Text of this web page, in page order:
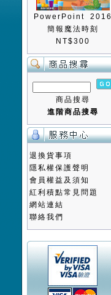
PowerPoint 2016
簡報魔法時刻
NT$300
商品搜尋
進階商品搜尋
退換貨事項
隱私權保護聲明
會員權益及須知
紅利積點常見問題
網站連結
聯絡我們